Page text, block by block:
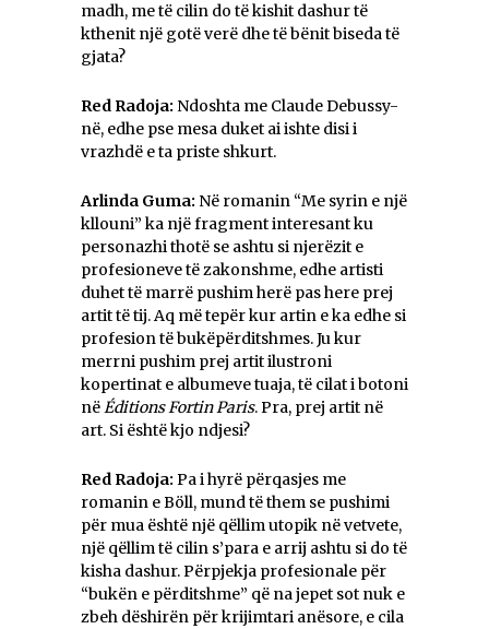
madh, me të cilin do të kishit dashur të
kthenit një gotë verë dhe të bënit biseda të
gjata?
Red Radoja: Ndoshta me Claude Debussy-
në, edhe pse mesa duket ai ishte disi i
vrazhdë e ta priste shkurt.
Arlinda Guma: Në romanin “Me syrin e një
kllouni” ka një fragment interesant ku
personazhi thotë se ashtu si njerëzit e
profesioneve të zakonshme, edhe artisti
duhet të marrë pushim herë pas here prej
artit të tij. Aq më tepër kur artin e ka edhe si
profesion të bukëpërditshmes. Ju kur
merrni pushim prej artit ilustroni
kopertinat e albumeve tuaja, të cilat i botoni
nëÉditions Fortin Paris. Pra, prej artit në
art. Si është kjo ndjesi?
Red Radoja: Pa i hyrë përqasjes me
romanin e Böll, mund të them se pushimi
për mua është një qëllim utopik në vetvete,
një qëllim të cilin s’para e arrij ashtu si do të
kisha dashur. Përpjekja profesionale për
“bukën e përditshme” që na jepet sot nuk e
zbeh dëshirën për krijimtari anësore, e cila